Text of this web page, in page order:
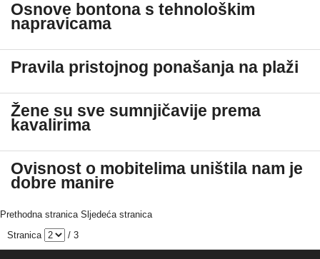
Osnove bontona s tehnološkim
napravicama
Pravila pristojnog ponašanja na plaži
Žene su sve sumnjičavije prema
kavalirima
Ovisnost o mobitelima uništila nam je
dobre manire
Prethodna stranica Sljedeća stranica
Stranica
/ 3